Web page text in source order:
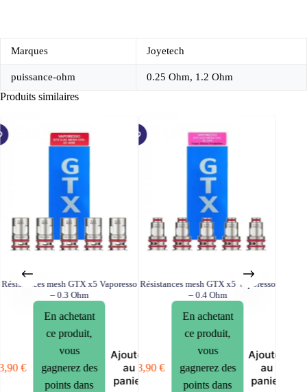
Marques Joyetech
puissance-ohm 0.25 Ohm, 1.2 Ohm
Produits similaires
Résistances mesh GTX x5 Vaporesso
– 0.3 Ohm
€
En achetant
ce produit,
vous
gagnerez des
points dans
Ajouter
au
panier
Résistances mesh GTX x5 Vaporesso
– 0.4 Ohm
13,90€
En achetant
ce produit,
vous
gagnerez des
points dans
Ajouter
au
panier12,90